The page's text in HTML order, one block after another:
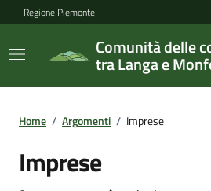
Regione Piemonte
Comunità delle
tra Langa e
Home / Argomenti / Imprese
Imprese